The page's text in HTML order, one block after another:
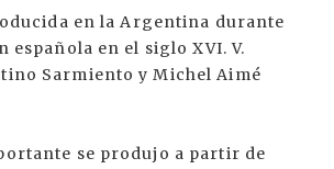
en la Argentina durante
española en el siglo XVI. V.
Sarmiento y Michel Aimé
se produjo a partir de